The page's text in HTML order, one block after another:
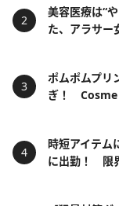
美容医療は“
た、アラサー
ポムポムプリ
ぎ！ Cosme
時短アイテム
に出勤！ 限